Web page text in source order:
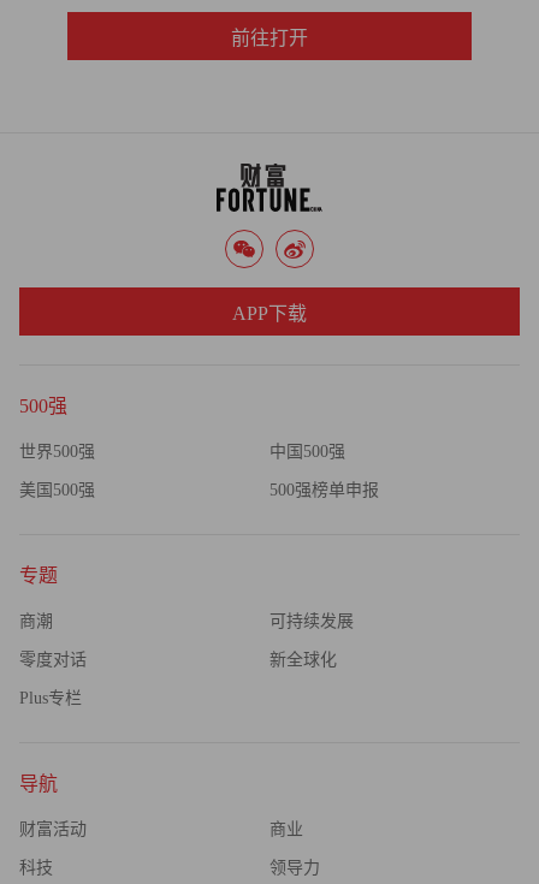
科技及董事会就一系列问题与股东保持持续对话。虽然我们
不对可能与任何股东进行的特定沟通发表评论，但我们重视
前往打开
500强
世界500强 中国500强
美国500强 500强榜单申报
专题
商潮 可持续发展
零度对话 新全球化
Plus专栏
导航
财富活动 商业
科技 领导力
APP下载